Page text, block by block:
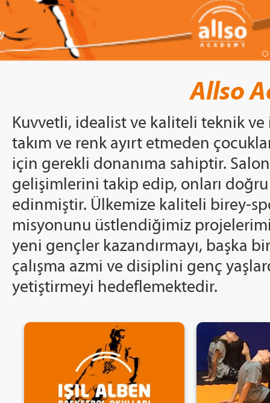
Allso
Kuvvetli, idealist ve kaliteli teknik
takım ve renk ayırt etmeden
için gerekli donanıma sahiptir.
gelişimlerini takip edip, onları
edinmiştir. Ülkemize kaliteli birey-
misyonunu üstlendiğimiz
yeni gençler kazandırmayı, başka
çalışma azmi ve disiplini genç
yetiştirmeyi hedeflemektedir.